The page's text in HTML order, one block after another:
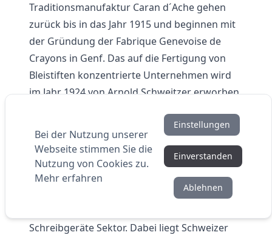
Traditionsmanufaktur Caran d´Ache gehen
zurück bis in das Jahr 1915 und beginnen mit
der Gründung der Fabrique Genevoise de
Crayons in Genf. Das auf die Fertigung von
Bleistiften konzentrierte Unternehmen wird
im Jahr 1924 von Arnold Schweitzer erworben.
französischen Künstlers Emmanuel Poiré
nutzt dessen Künstlername Caran d´Ache für
die Umfirmierung. Die als Hommage an Poiré
gedachte Unternehmensbezeichnung ist die
Schreibgeräte Sektor. Dabei liegt Schweizer
Bei der Nutzung unserer
Webseite stimmen Sie die
Nutzung von Cookies zu.
Mehr erfahren
Einstellungen
Einverstanden
Ablehnen